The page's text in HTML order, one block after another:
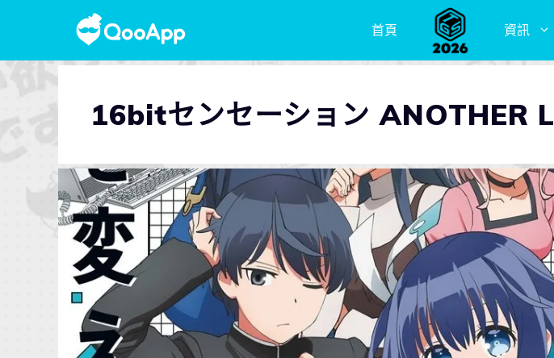
首頁 資訊
16bitセンセーション ANOTHER